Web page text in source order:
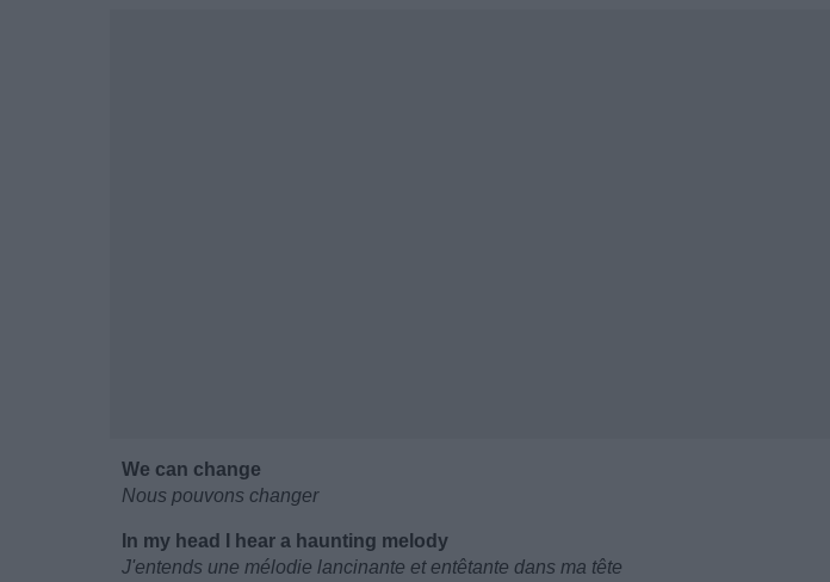
We can change
Nous pouvons changer
In my head I hear a haunting melody
J'entends une mélodie lancinante et entêtante dans ma tête